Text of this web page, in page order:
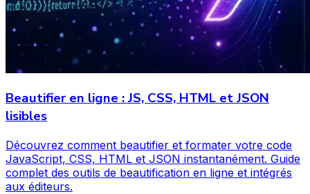
Beautifier en ligne : JS, CSS, HTML et JSON
lisibles
Découvrez comment beautifier et formater votre code
JavaScript, CSS, HTML et JSON instantanément. Guide
complet des outils de beautification en ligne et intégrés
aux éditeurs.